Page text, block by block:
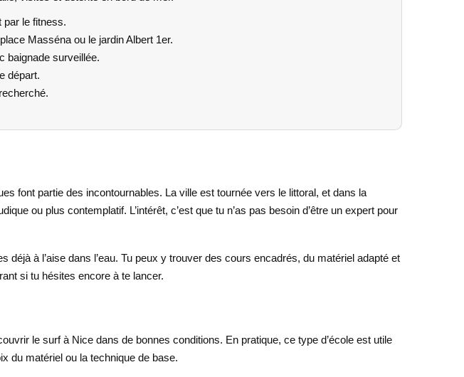
par le fitness.
Masséna ou le jardin Albert 1er.
baignade surveillée.
départ.
font partie des incontournables. La ville est tournée vers le littoral, et dans la
ou plus contemplatif. L’intérêt, c’est que tu n’as pas besoin d’être un expert pour
à l’aise dans l’eau. Tu peux y trouver des cours encadrés, du matériel adapté et
si tu hésites encore à te lancer.
le surf à Nice dans de bonnes conditions. En pratique, ce type d’école est utile
du matériel ou la technique de base.